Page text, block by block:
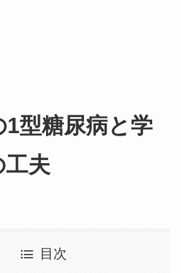
型糖尿病と学
工夫
目次